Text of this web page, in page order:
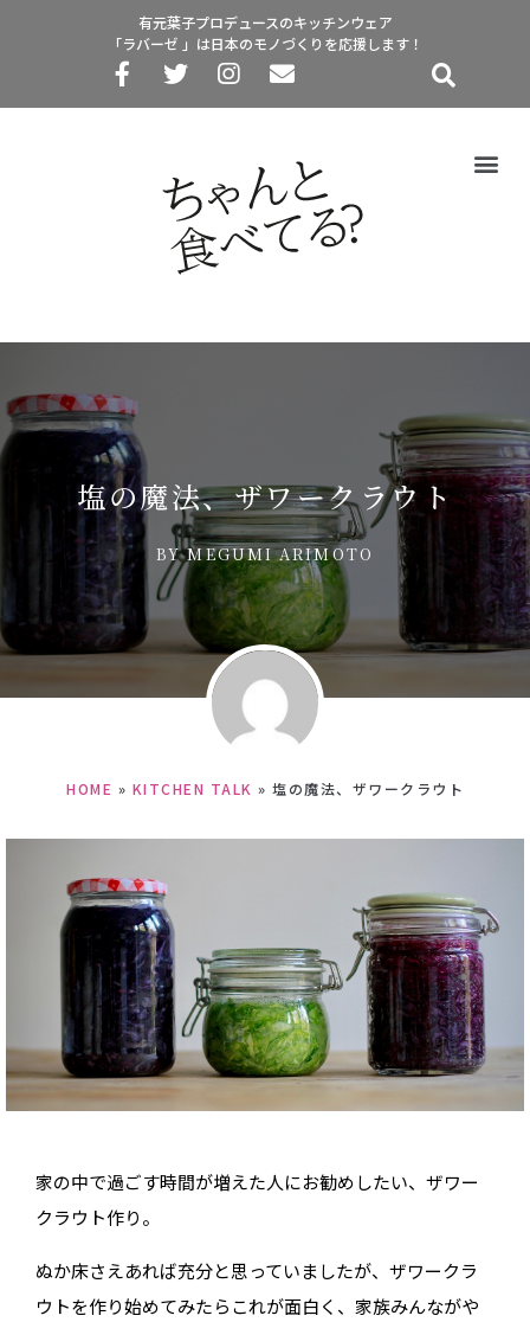
有元葉子プロデュースのキッチンウェア
「ラバーゼ 」は日本のモノづくりを応援します！
塩の魔法、ザワークラウト
BYMEGUMI ARIMOTO
HOME » KITCHEN TALK » 塩の魔法、ザワークラウト
家の中で過ごす時間が増えた人にお勧めしたい、ザワー
クラウト作り。
ぬか床さえあれば充分と思っていましたが、ザワークラ
ウトを作り始めてみたらこれが面白く、家族みんながや